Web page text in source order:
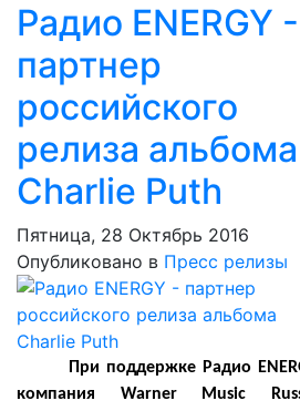
Радио ENERGY -
партнер
российского
релиза альбома
Charlie Puth
Пятница, 28 Октябрь 2016
Опубликовано в Пресс релизы
При поддержке Радио
компания Warner Music